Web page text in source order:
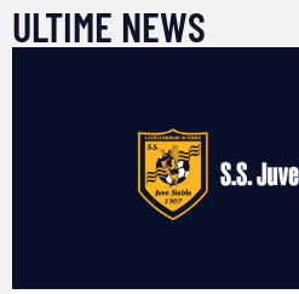
ULTIME NEWS